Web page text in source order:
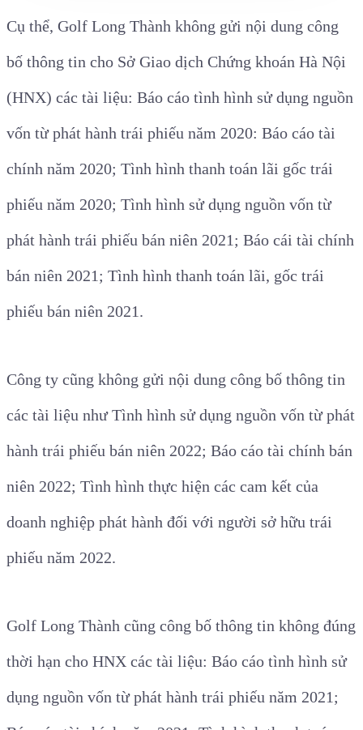
Cụ thể, Golf Long Thành không gửi nội dung công
bố thông tin cho Sở Giao dịch Chứng khoán Hà Nội
(HNX) các tài liệu: Báo cáo tình hình sử dụng nguồn
vốn từ phát hành trái phiếu năm 2020: Báo cáo tài
chính năm 2020; Tình hình thanh toán lãi gốc trái
phiếu năm 2020; Tình hình sử dụng nguồn vốn từ
phát hành trái phiếu bán niên 2021; Báo cái tài chính
bán niên 2021; Tình hình thanh toán lãi, gốc trái
phiếu bán niên 2021.
Công ty cũng không gửi nội dung công bố thông tin
các tài liệu như Tình hình sử dụng nguồn vốn từ phát
hành trái phiếu bán niên 2022; Báo cáo tài chính bán
niên 2022; Tình hình thực hiện các cam kết của
doanh nghiệp phát hành đối với người sở hữu trái
phiếu năm 2022.
Golf Long Thành cũng công bố thông tin không đúng
thời hạn cho HNX các tài liệu: Báo cáo tình hình sử
dụng nguồn vốn từ phát hành trái phiếu năm 2021;